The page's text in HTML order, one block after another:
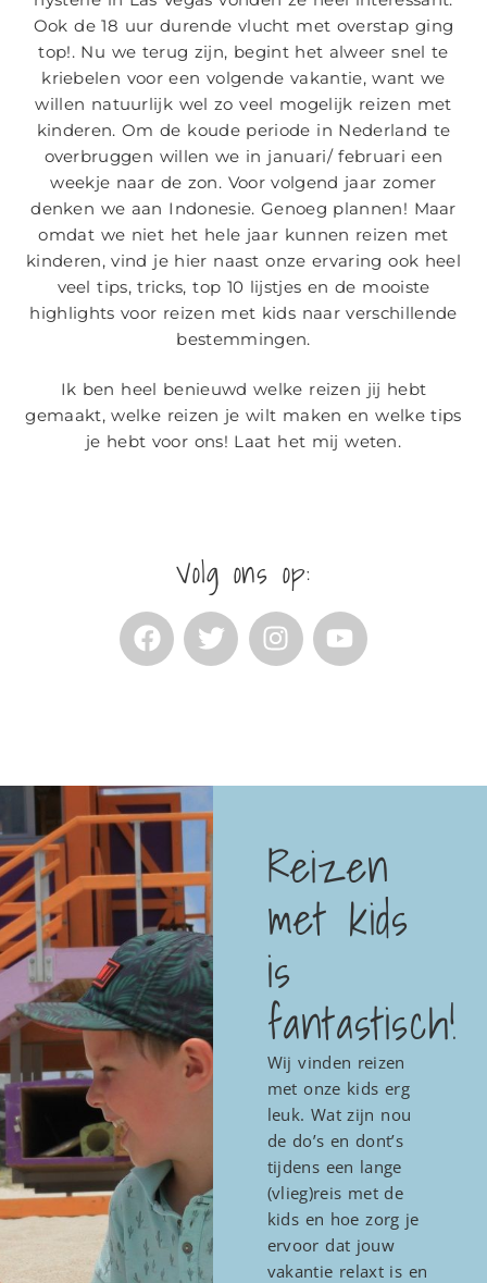
Ook de 18 uur durende vlucht met overstap ging
top!. Nu we terug zijn, begint het alweer snel te
kriebelen voor een volgende vakantie, want we
willen natuurlijk wel zo veel mogelijk reizen met
kinderen. Om de koude periode in Nederland te
overbruggen willen we in januari/ februari een
weekje naar de zon. Voor volgend jaar zomer
denken we aan Indonesie. Genoeg plannen! Maar
omdat we niet het hele jaar kunnen reizen met
kinderen, vind je hier naast onze ervaring ook heel
veel tips, tricks, top 10 lijstjes en de mooiste
highlights voor reizen met kids naar verschillende
bestemmingen.
Ik ben heel benieuwd welke reizen jij hebt
gemaakt, welke reizen je wilt maken en welke tips
je hebt voor ons! Laat het mij weten.
Volg ons op:
Reizen
met kids
is
fantastisch!
Wij vinden reizen
met onze kids erg
leuk. Wat zijn nou
de do’s en dont’s
tijdens een lange
(vlieg)reis met de
kids en hoe zorg je
ervoor dat jouw
vakantie relaxt is en